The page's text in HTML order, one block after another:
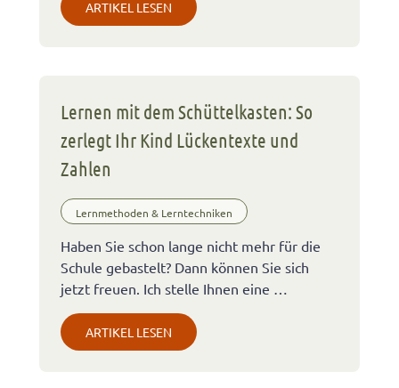
ARTIKEL LESEN
Lernen mit dem Schüttelkasten: So
zerlegt Ihr Kind Lückentexte und
Zahlen
Lernmethoden & Lerntechniken
Haben Sie schon lange nicht mehr für die
Schule gebastelt? Dann können Sie sich
jetzt freuen. Ich stelle Ihnen eine …
ARTIKEL LESEN